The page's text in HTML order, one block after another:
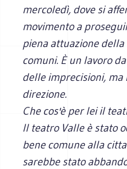
mercoledì, dove si
movimento a
piena attuazione
comuni. È un lavoro
delle imprecisioni,
direzione.
Che cos'è per lei il
Il teatro Valle è stato
bene comune alla
sarebbe stato